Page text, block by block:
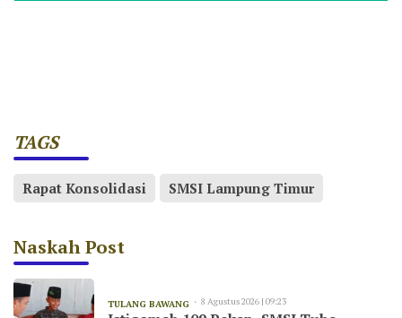
TAGS
Rapat Konsolidasi SMSI Lampung Timur
Naskah Post
TULANG BAWANG 8 Agustus 2026 | 09:23